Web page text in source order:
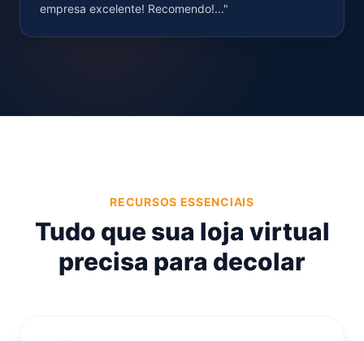
empresa excelente! Recomendo!..."
RECURSOS ESSENCIAIS
Tudo que sua loja virtual
precisa para decolar